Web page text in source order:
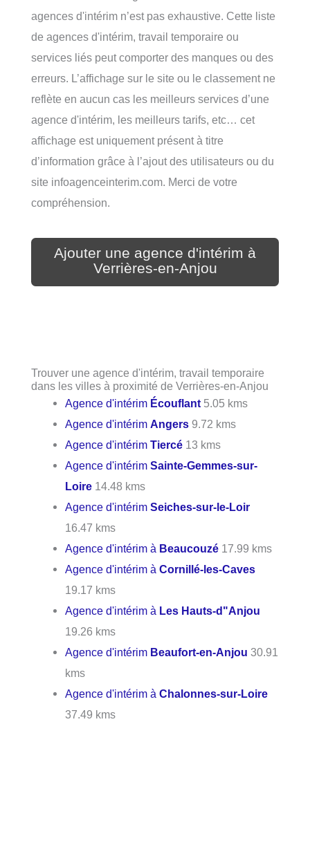
agences d'intérim n’est pas exhaustive. Cette liste
de agences d'intérim, travail temporaire ou
services liés peut comporter des manques ou des
erreurs. L’affichage sur le site ou le classement ne
reflète en aucun cas les meilleurs services d’une
agence d'intérim, les meilleurs tarifs, etc… cet
affichage est uniquement présent à titre
d’information grâce à l’ajout des utilisateurs ou du
site infoagenceinterim.com. Merci de votre
compréhension.
Ajouter une agence d'intérim à
Verrières-en-Anjou
Trouver une agence d'intérim, travail temporaire
dans les villes à proximité de Verrières-en-Anjou
Agence d'intérim Écouflant 5.05 kms
Agence d'intérimAngers 9.72 kms
Agence d'intérimTiercé 13 kms
Agence d'intérimSainte-Gemmes-sur-
Loire 14.48 kms
Agence d'intérimSeiches-sur-le-Loir
16.47 kms
Agence d'intérim à Beaucouzé 17.99 kms
Agence d'intérim àCornillé-les-Caves
19.17 kms
Agence d'intérim à Les Hauts-d"Anjou
19.26 kms
Agence d'intérim Beaufort-en-Anjou 30.91
kms
Agence d'intérim àChalonnes-sur-Loire
37.49 kms